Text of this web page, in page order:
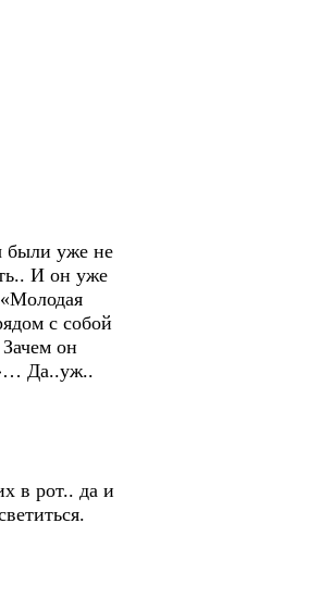
были уже не
И он уже
с собой
он
Да..уж..
в рот.. да и